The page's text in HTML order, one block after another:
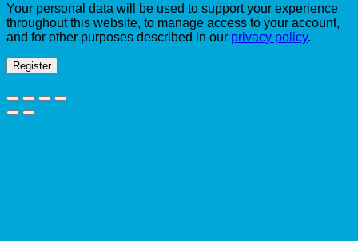
Your personal data will be used to support your experience
throughout this website, to manage access to your account,
and for other purposes described in our privacy policy.
Register